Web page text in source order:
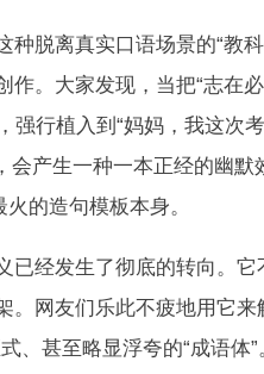
脱离真实口语场景的“教科
。大家发现，当把“志在必
强行植入到“妈妈，我这次
会产生一种一本正经的幽默
的造句模板本身。
经发生了彻底的转向。它
。网友们乐此不疲地用它来
、甚至略显浮夸的“成语体”